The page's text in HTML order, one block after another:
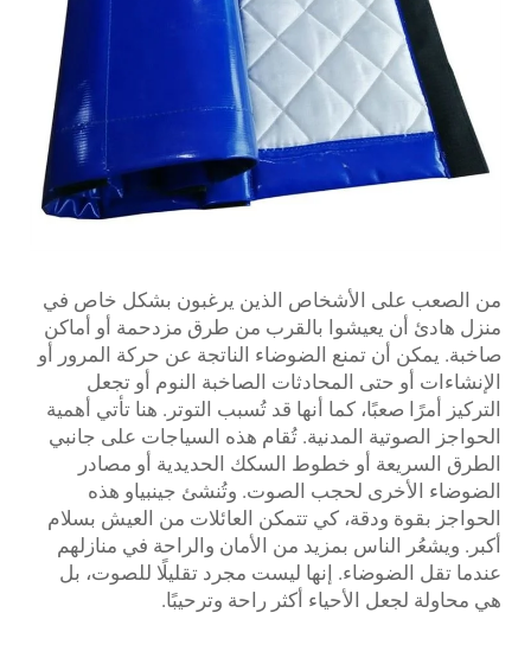
من الصعب على الأشخاص الذين يرغبون بشكل خاص في
منزل هادئ أن يعيشوا بالقرب من طرق مزدحمة أو أماكن
صاخبة. يمكن أن تمنع الضوضاء الناتجة عن حركة المرور أو
الإنشاءات أو حتى المحادثات الصاخبة النوم أو تجعل
التركيز أمرًا صعبًا، كما أنها قد تُسبب التوتر. هنا تأتي أهمية
الحواجز الصوتية المدنية. تُقام هذه السياجات على جانبي
الطرق السريعة أو خطوط السكك الحديدية أو مصادر
الضوضاء الأخرى لحجب الصوت. وتُنشئ جينبياو هذه
الحواجز بقوة ودقة، كي تتمكن العائلات من العيش بسلام
أكبر. ويشعُر الناس بمزيد من الأمان والراحة في منازلهم
عندما تقل الضوضاء. إنها ليست مجرد تقليلًا للصوت، بل
هي محاولة لجعل الأحياء أكثر راحة وترحيبًا.